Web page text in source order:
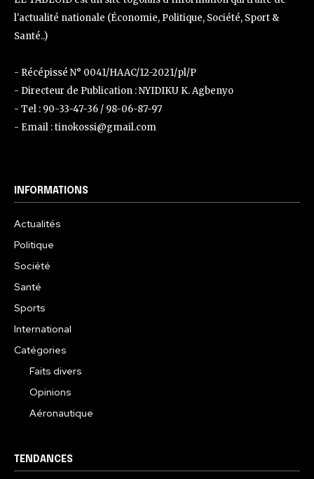
l'actualité nationale (Économie, Politique, Société, Sport &
Santé..)
- Récépissé N° 0041/HAAC/12-2021/pl/P
- Directeur de Publication : NYIDIKU K. Agbenyo
- Tel : 90-33-47-36 / 98-06-87-97
- Email : tinokossi@gmail.com
INFORMATIONS
Actualités
Politique
Société
Santé
Sports
International
Catégories
Faits divers
Opinions
Aéronautique
TENDANCES